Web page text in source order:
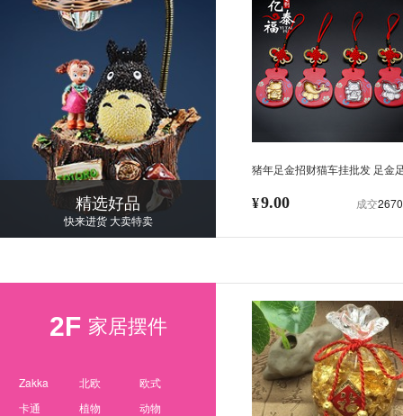
精选好品
快来进货 大卖特卖
猪年足金招财猫车挂批发 足金
¥9.00 成交2670
2F 家居摆件
Zakka 北欧
欧式
卡通
植物 动物